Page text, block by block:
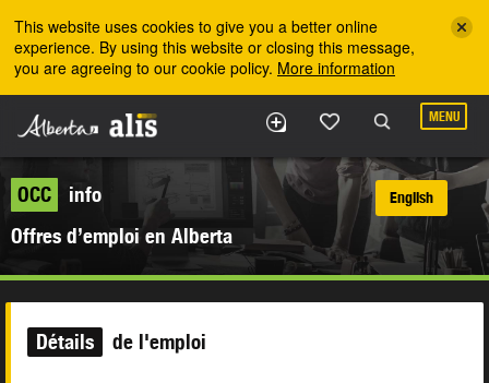
This website uses cookies to give you a better online
experience. By using this website or closing this message,
you are agreeing to our cookie policy. More information
MENU
OCC
info
Offres d’emploi en Alberta
English
Détails de l'emploi